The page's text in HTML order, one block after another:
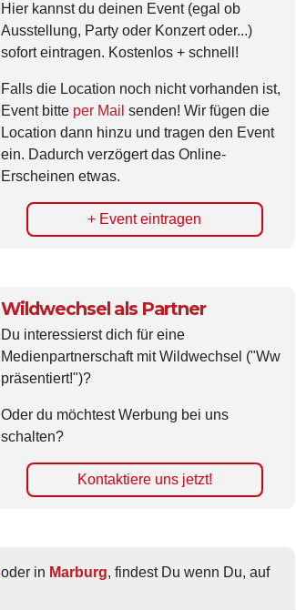
Hier kannst du deinen Event (egal ob
Ausstellung, Party oder Konzert oder...)
sofort eintragen. Kostenlos + schnell!
Falls die Location noch nicht vorhanden ist,
Event bitte per Mail senden! Wir fügen die
Location dann hinzu und tragen den Event
ein. Dadurch verzögert das Online-
Erscheinen etwas.
+ Event eintragen
Wildwechsel als Partner
Du interessierst dich für eine
Medienpartnerschaft mit Wildwechsel ("Ww
präsentiert!")?
Oder du möchtest Werbung bei uns
schalten?
Kontaktiere uns jetzt!
oder in Marburg, findest Du wenn Du, auf